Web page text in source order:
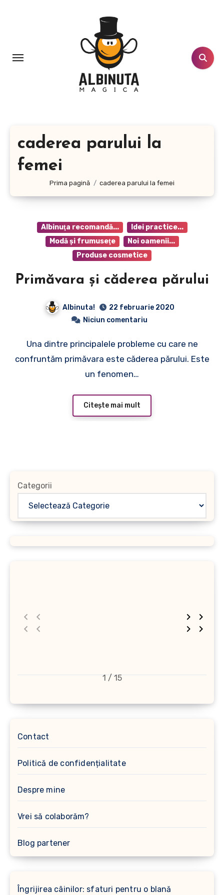
caderea parului la
femei
Prima pagină caderea parului la femei
Albinuţa recomandă...
Idei practice...
Modă şi frumuseţe
Noi oamenii...
Produse cosmetice
Primăvara și căderea părului
Albinuta!
22 februarie 2020
Niciun comentariu
Una dintre principalele probleme cu care ne
confruntăm primăvara este căderea părului. Este
un fenomen…
Citește mai mult
Categorii
1 / 15
Contact
Politică de confidențialitate
Despre mine
Vrei să colaborăm?
Blog partener
Îngrijirea câinilor: sfaturi pentru o blană